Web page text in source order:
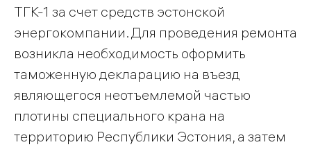
ТГК-1 за счет средств эстонской
энергокомпании. Для проведения ремонта
возникла необходимость оформить
таможенную декларацию на въезд
являющегося неотъемлемой частью
плотины специального крана на
территорию Республики Эстония, а затем